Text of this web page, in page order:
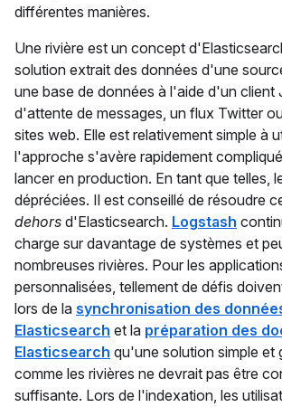
différentes manières.
Une rivière est un concept
solution extrait des données d'une
une base de données à l'aide d'un client
d'attente de messages, un flux Twitter
sites web. Elle est relativement simple à
l'approche s'avère rapidement
lancer en production. En tant que telles,
dépréciées. Il est conseillé de résoudre
dehors d'Elasticsearch. Logstash
charge sur davantage de systèmes et
nombreuses rivières. Pour les
personnalisées, tellement de défis
lors de la synchronisation des
Elasticsearch et la préparation des
Elasticsearch qu'une solution simple et
comme les rivières ne devrait pas être
suffisante. Lors de l'indexation, les